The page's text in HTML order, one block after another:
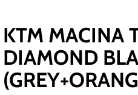
KTM MACINA
DIAMOND